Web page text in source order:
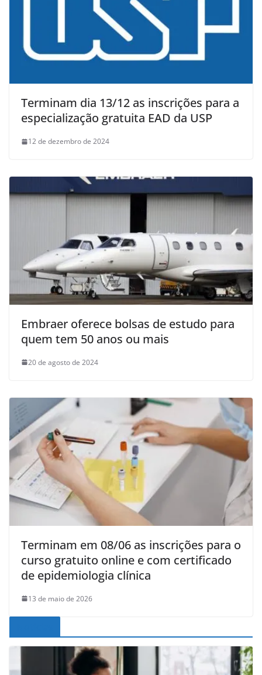
Terminam dia 13/12 as inscrições para a
especialização gratuita EAD da USP
12 de dezembro de 2024
Embraer oferece bolsas de estudo para
quem tem 50 anos ou mais
20 de agosto de 2024
Terminam em 08/06 as inscrições para o
curso gratuito online e com certificado
de epidemiologia clínica
13 de maio de 2026